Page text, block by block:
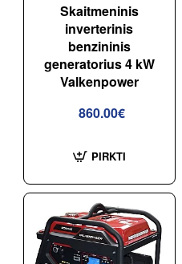
Skaitmeninis
inverterinis
benzininis
generatorius 4 kW
Valkenpower
860.00€
PIRKTI